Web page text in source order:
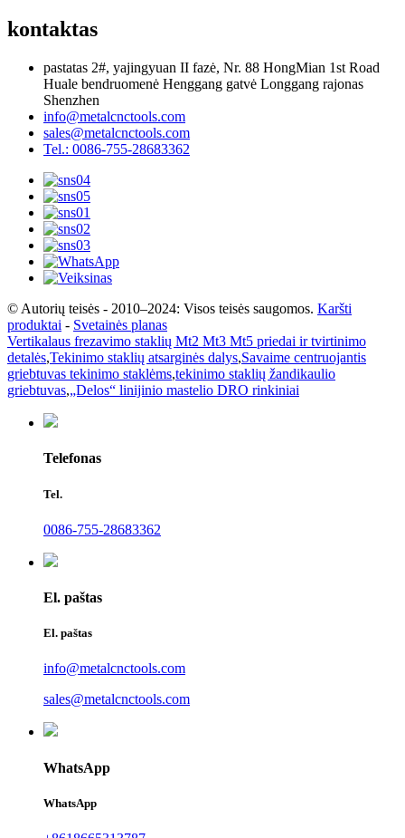
kontaktas
pastatas 2#, yajingyuan II fazė, Nr. 88 HongMian 1st Road
Huale bendruomenė Henggang gatvė Longgang rajonas
Shenzhen
info@metalcnctools.com
sales@metalcnctools.com
Tel.: 0086-755-28683362
© Autorių teisės - 2010–2024: Visos teisės saugomos. Karšti
produktai - Svetainės planas
Vertikalaus frezavimo staklių Mt2 Mt3 Mt5 priedai ir tvirtinimo
detalės,Tekinimo staklių atsarginės dalys,Savaime centruojantis
griebtuvas tekinimo staklėms,tekinimo staklių žandikaulio
griebtuvas,„Delos“ linijinio mastelio DRO rinkiniai
Telefonas
Tel.
0086-755-28683362
El. paštas
El. paštas
info@metalcnctools.com
sales@metalcnctools.com
WhatsApp
WhatsApp